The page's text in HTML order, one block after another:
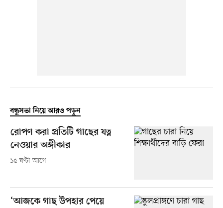
বন্ধুসভা নিয়ে আরও পড়ুন
রোপণ করা প্রতিটি গাছের যত্ন
নেওয়ার অঙ্গীকার
১৫ ঘণ্টা আগে
‘আজকে গাছ উপহার পেয়ে